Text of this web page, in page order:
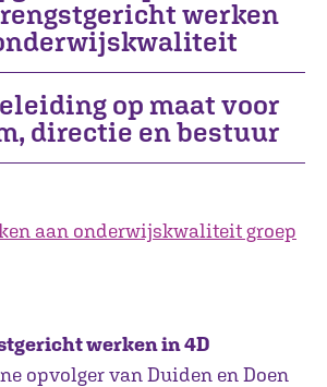
werken
op maat voor
directie en bestuur
aan onderwijskwaliteit groep
werken in 4D
opvolger van Duiden en Doen